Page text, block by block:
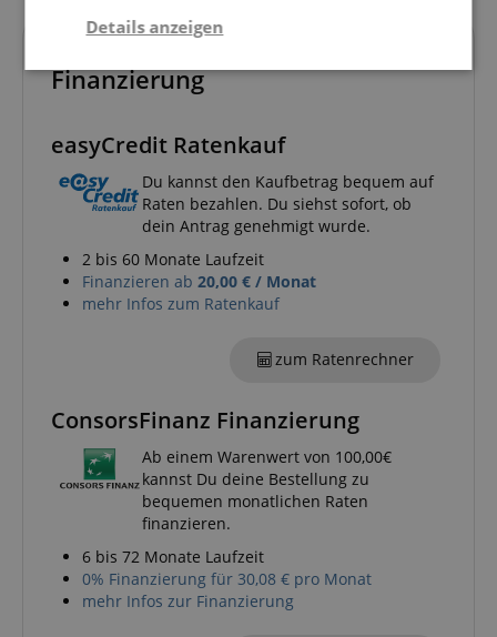
Finanzierung
easyCredit Ratenkauf
Du kannst den Kaufbetrag bequem auf
Raten bezahlen. Du siehst sofort, ob
dein Antrag genehmigt wurde.
2 bis 60 Monate Laufzeit
Finanzieren ab 20,00 € / Monat
mehr Infos zum Ratenkauf
zum Ratenrechner
ConsorsFinanz Finanzierung
Ab einem Warenwert von 100,00€
kannst Du deine Bestellung zu
bequemen monatlichen Raten
finanzieren.
6 bis 72 Monate Laufzeit
0% Finanzierung für 30,08 € pro Monat
mehr Infos zur Finanzierung
Details anzeigen
Notwendig Statistik Marketing
Funktional
Notwendig Statistik
der Website zu gewährleisten, dir grundlegende
bei uns sicher zu machen und um Betrug zu
verhindern. Immer eingeschaltet.
Cookie
Anbieter / Domain